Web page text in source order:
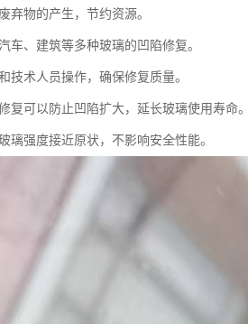
弃物的产生，节约资源。
车、建筑等多种玻璃的凹陷修复。
技术人员操作，确保修复质量。
复可以防止凹陷扩大，延长玻璃使用寿命。
璃强度接近原状，不影响安全性能。